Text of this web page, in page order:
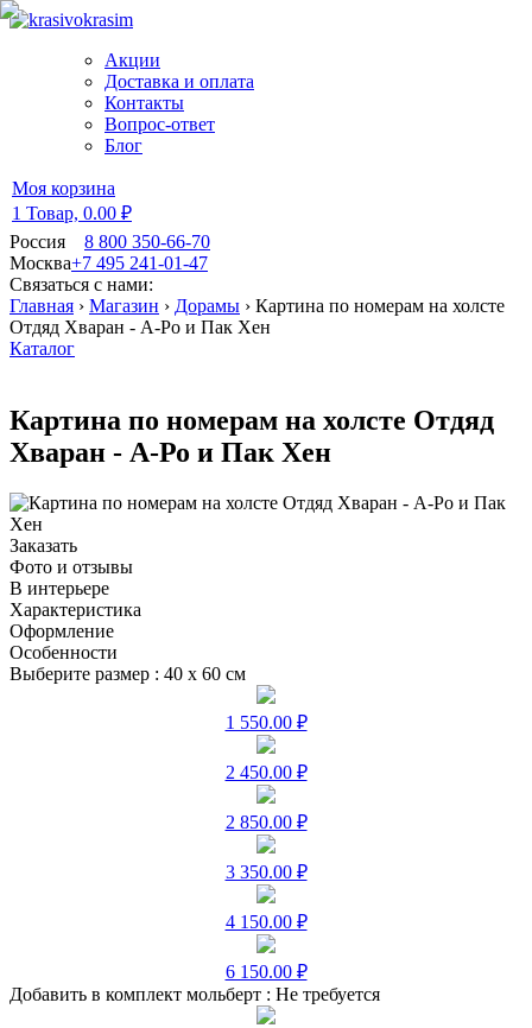
Акции
Доставка и оплата
Контакты
Вопрос-ответ
Блог
Моя корзина
1 Товар, 0.00 ₽
Россия
8 800 350-66-70
Москва+7 495 241-01-47
Связаться с нами:
Главная › Магазин › Дорамы › Картина по номерам на холсте
Отдяд Хваран - А-Ро и Пак Хен
Каталог
Картина по номерам на холсте Отдяд
Хваран - А-Ро и Пак Хен
Заказать
Фото и отзывы
В интерьере
Характеристика
Оформление
Особенности
Выберите размер : 40 х 60 см
1 550.00 ₽
2 450.00 ₽
2 850.00 ₽
3 350.00 ₽
4 150.00 ₽
6 150.00 ₽
Добавить в комплект мольберт : Не требуется